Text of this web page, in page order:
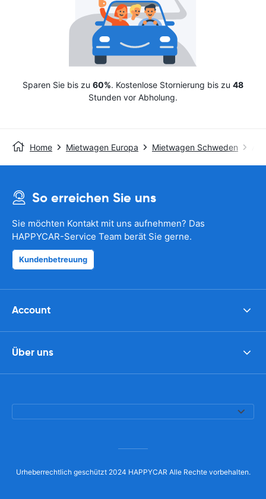
Sparen Sie bis zu 60%. Kostenlose Stornierung bis zu 48
Stunden vor Abholung.
Home Mietwagen Europa Mietwagen Schweden
So erreichen Sie uns
Sie möchten Kontakt mit uns aufnehmen? Das
HAPPYCAR-Service Team berät Sie gerne.
Kundenbetreuung
Account
Über uns
Urheberrechtlich geschützt 2024 HAPPYCAR Alle Rechte vorbehalten.